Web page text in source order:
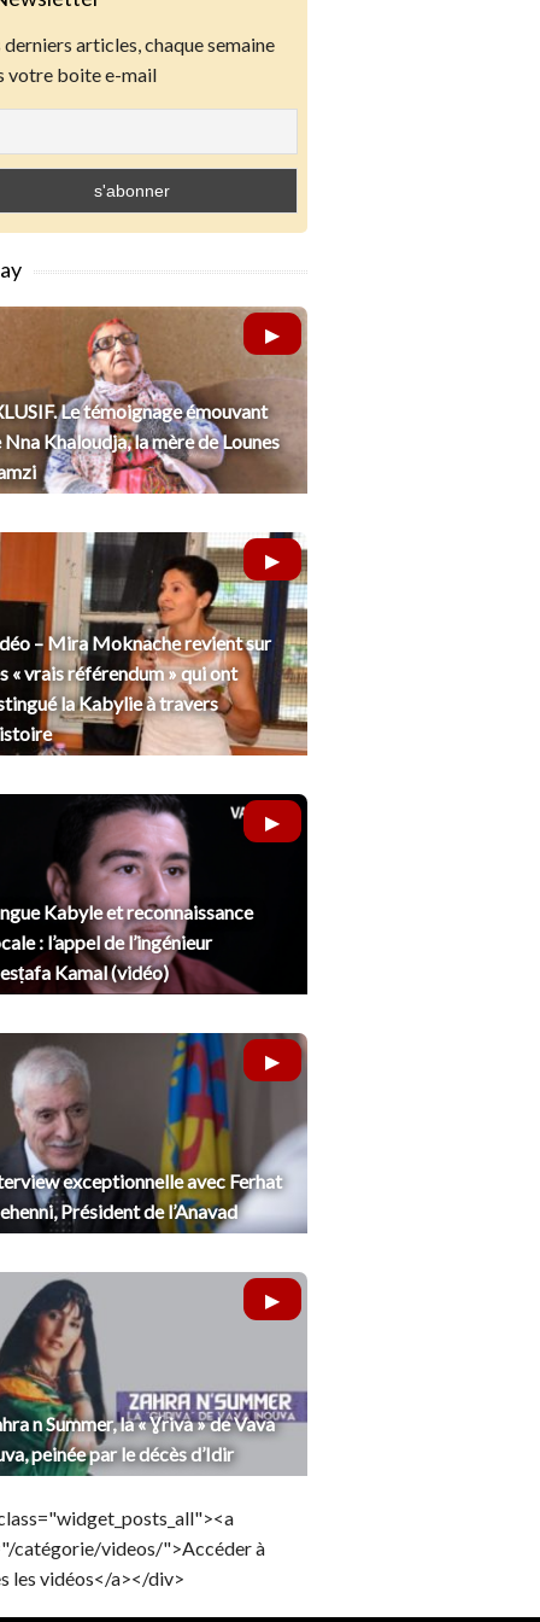
derniers articles, chaque semaine
votre boite e-mail
Le témoignage émouvant
Nna Khaloudja, la mère de Lounes
– Mira Moknache revient sur
« vrais référendum » qui ont
la Kabylie à travers
Kabyle et reconnaissance
: l’appel de l’ingénieur
Kamal (vidéo)
exceptionnelle avec Ferhat
Président de l’Anavad
n Summer, la « Ɣriva » de Vava
peinée par le décès d’Idir
catégorie/videos/">Accéder à
les vidéos</a></div>